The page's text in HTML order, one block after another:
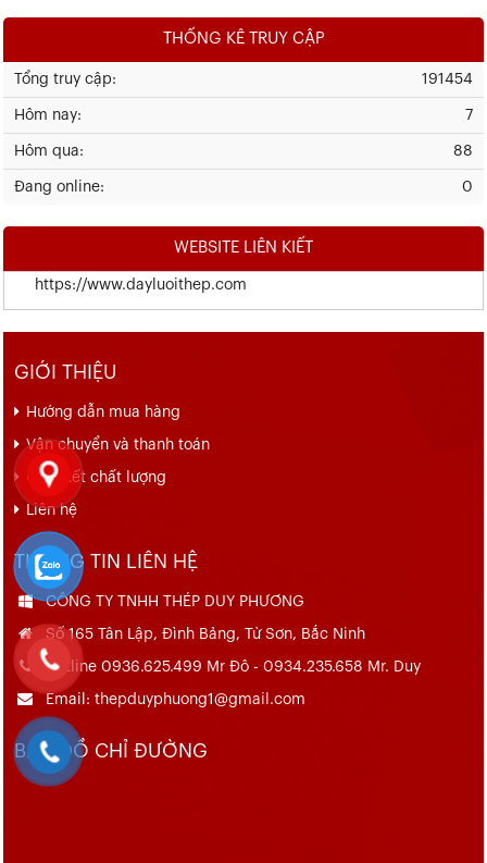
THỐNG KÊ TRUY CẬP
191454
Tổng truy cập:
7
Hôm nay:
88
Hôm qua:
0
Đang online:
WEBSITE LIÊN KIẾT
https://www.dayluoithep.com
GIỚI THIỆU
Hướng dẫn mua hàng
Vận chuyển và thanh toán
Cam kết chất lượng
Liên hệ
THÔNG TIN LIÊN HỆ
CÔNG TY TNHH THÉP DUY PHƯƠNG
Số 165 Tân Lập, Đình Bảng, Từ Sơn, Bắc Ninh
Hotline 0936.625.499 Mr Đô - 0934.235.658 Mr. Duy
Email: thepduyphuong1@gmail.com
BẢN ĐỒ CHỈ ĐƯỜNG